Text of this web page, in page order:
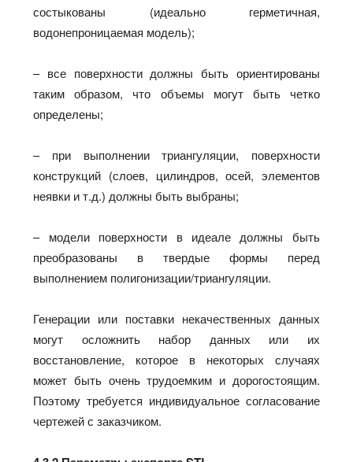
состыкованы (идеально герметичная,
водонепроницаемая модель);
– все поверхности должны быть ориентированы
таким образом, что объемы могут быть четко
определены;
– при выполнении триангуляции, поверхности
конструкций (слоев, цилиндров, осей, элементов
неявки и т.д.) должны быть выбраны;
– модели поверхности в идеале должны быть
преобразованы в твердые формы перед
выполнением полигонизации/триангуляции.
Генерации или поставки некачественных данных
могут осложнить набор данных или их
восстановление, которое в некоторых случаях
может быть очень трудоемким и дорогостоящим.
Поэтому требуется индивидуальное согласование
чертежей с заказчиком.